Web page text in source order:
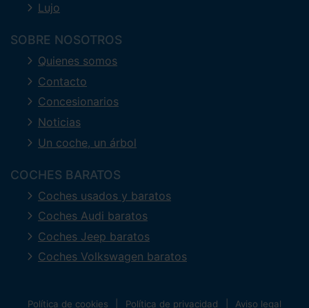
Lujo
SOBRE NOSOTROS
Quienes somos
Contacto
Concesionarios
Noticias
Un coche, un árbol
COCHES BARATOS
Coches usados y baratos
Coches Audi baratos
Coches Jeep baratos
Coches Volkswagen baratos
Política de cookies Política de privacidad Aviso legal